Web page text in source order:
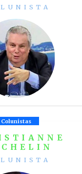
Colunistas